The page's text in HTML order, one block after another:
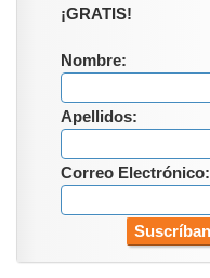
¡GRATIS!
Nombre:
Apellidos:
Correo Electrónico: